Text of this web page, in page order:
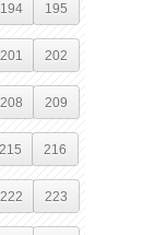
194 195
201 202
208 209
215 216
222 223